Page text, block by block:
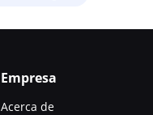
Empresa
Acerca de